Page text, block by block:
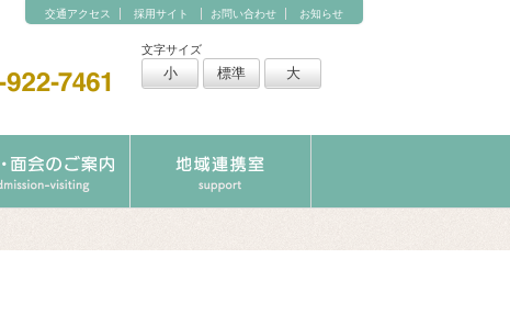
交通アクセス 採用サイト お問い合わせ お知らせ
文字サイズ
小 標準 大